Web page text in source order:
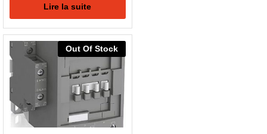
Lire la suite
Out Of Stock